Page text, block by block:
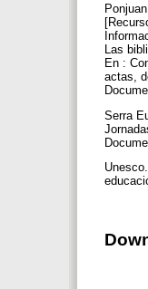
Las
En :
actas,
Serra